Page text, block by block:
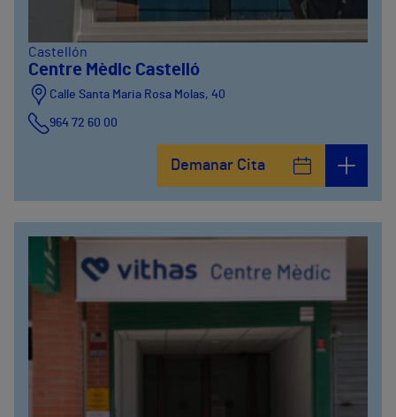
Castellón
Centre Mèdic Castelló
Calle Santa Maria Rosa Molas, 40
964 72 60 00
Demanar Cita